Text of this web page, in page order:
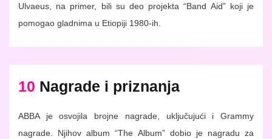
Ulvaeus, na primer, bili su deo projekta “Band Aid” koji je
pomogao gladnima u Etiopiji 1980-ih.
10 Nagrade i priznanja
ABBA je osvojila brojne nagrade, uključujući i Grammy
nagrade. Njihov album “The Album” dobio je nagradu za